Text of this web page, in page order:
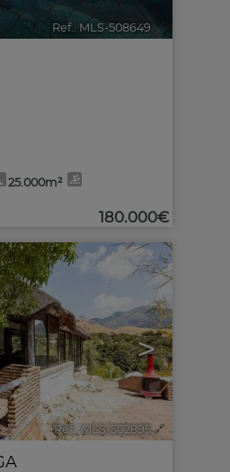
Ref.. MLS-508649 🔗
25.000m²
180.000€
>
22
Ref.. MLS-502895 🔗